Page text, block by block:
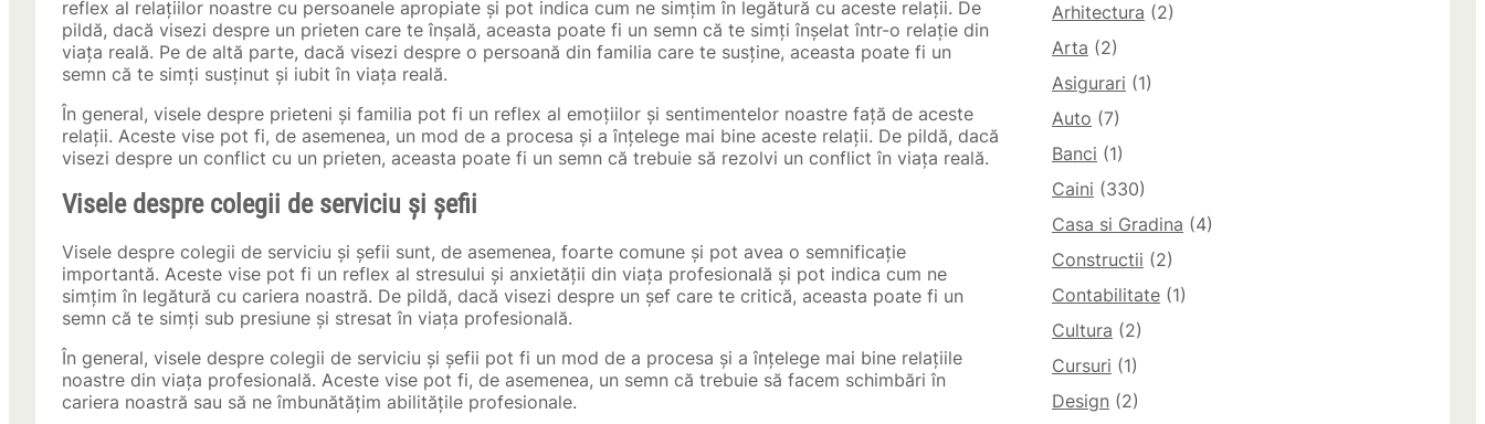
reflex al relațiilor noastre cu persoanele apropiate și pot indica cum ne simțim în legătură cu aceste relații. De
pildă, dacă visezi despre un prieten care te înșală, aceasta poate fi un semn că te simți înșelat într-o relație din
viața reală. Pe de altă parte, dacă visezi despre o persoană din familia care te susține, aceasta poate fi un
semn că te simți susținut și iubit în viața reală.
În general, visele despre prieteni și familia pot fi un reflex al emoțiilor și sentimentelor noastre față de aceste
relații. Aceste vise pot fi, de asemenea, un mod de a procesa și a înțelege mai bine aceste relații. De pildă, dacă
visezi despre un conflict cu un prieten, aceasta poate fi un semn că trebuie să rezolvi un conflict în viața reală.
Visele despre colegii de serviciu și șefii
Visele despre colegii de serviciu și șefii sunt, de asemenea, foarte comune și pot avea o semnificație
importantă. Aceste vise pot fi un reflex al stresului și anxietății din viața profesională și pot indica cum ne
simțim în legătură cu cariera noastră. De pildă, dacă visezi despre un șef care te critică, aceasta poate fi un
semn că te simți sub presiune și stresat în viața profesională.
În general, visele despre colegii de serviciu și șefii pot fi un mod de a procesa și a înțelege mai bine relațiile
noastre din viața profesională. Aceste vise pot fi, de asemenea, un semn că trebuie să facem schimbări în
cariera noastră sau să ne îmbunătățim abilitățile profesionale.
Arhitectura (2)
Arta (2)
Asigurari (1)
Auto (7)
Banci (1)
Caini (330)
Casa si Gradina (4)
Constructii (2)
Contabilitate (1)
Cultura (2)
Cursuri (1)
Design (2)